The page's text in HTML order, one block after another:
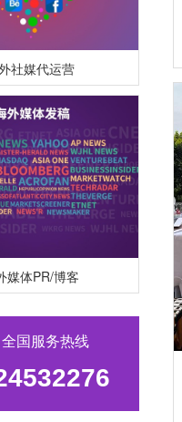
社媒代运营
媒体PR/博客
全国服务热线